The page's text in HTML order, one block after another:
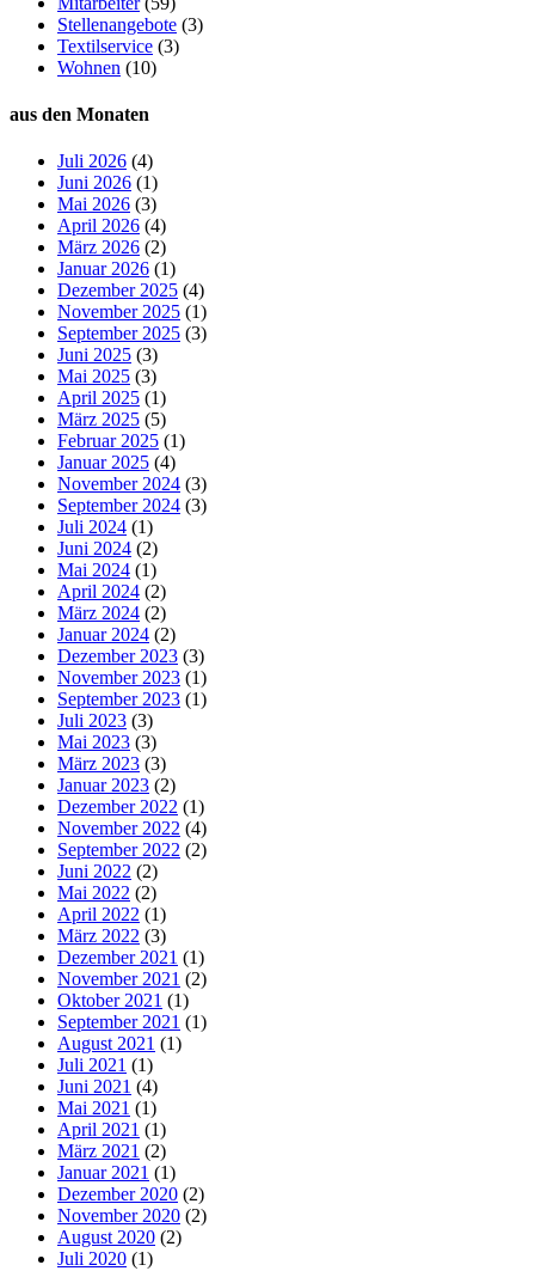
Stellenangebote (3)
Textilservice (3)
Wohnen (10)
aus den Monaten
Juli 2026 (4)
Juni 2026 (1)
Mai 2026 (3)
April 2026 (4)
März 2026 (2)
Januar 2026 (1)
Dezember 2025 (4)
November 2025 (1)
September 2025 (3)
Juni 2025 (3)
Mai 2025 (3)
April 2025 (1)
März 2025 (5)
Februar 2025 (1)
Januar 2025 (4)
November 2024 (3)
September 2024 (3)
Juli 2024 (1)
Juni 2024 (2)
Mai 2024 (1)
April 2024 (2)
März 2024 (2)
Januar 2024 (2)
Dezember 2023 (3)
November 2023 (1)
September 2023 (1)
Juli 2023 (3)
Mai 2023 (3)
März 2023 (3)
Januar 2023 (2)
Dezember 2022 (1)
November 2022 (4)
September 2022 (2)
Juni 2022 (2)
Mai 2022 (2)
April 2022 (1)
März 2022 (3)
Dezember 2021 (1)
November 2021 (2)
Oktober 2021 (1)
September 2021 (1)
August 2021 (1)
Juli 2021 (1)
Juni 2021 (4)
Mai 2021 (1)
April 2021 (1)
März 2021 (2)
Januar 2021 (1)
Dezember 2020 (2)
November 2020 (2)
August 2020 (2)
Juli 2020 (1)